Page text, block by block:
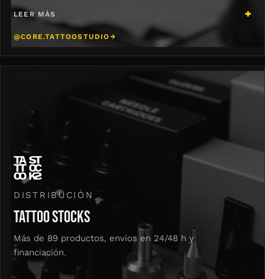
LEER MÁS
@CORE.TATTOOSTUDIO→
DISTRIBUCIÓN
TATTOO STOCKS
Más de 89 productos, envíos en 24/48 h y
financiación.